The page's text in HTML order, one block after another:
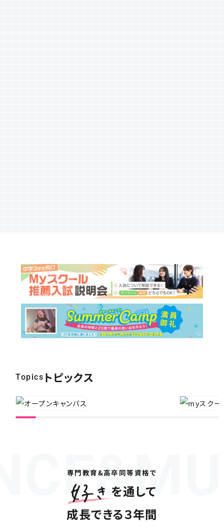
Topics トピックス
専門教育&高卒同等資格で
を通して
成長できる３年間